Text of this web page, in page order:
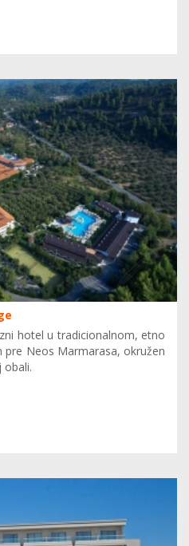
hotel u tradicionalnom, etno
pre Neos Marmarasa, okružen